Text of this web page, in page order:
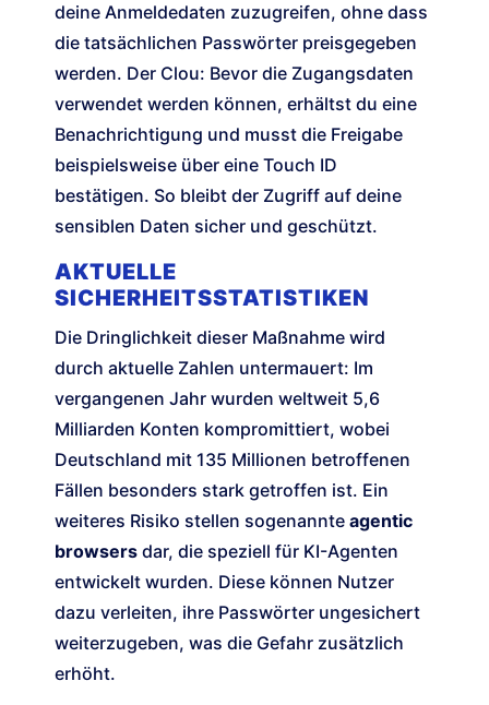
deine Anmeldedaten zuzugreifen, ohne dass
die tatsächlichen Passwörter preisgegeben
werden. Der Clou: Bevor die Zugangsdaten
verwendet werden können, erhältst du eine
Benachrichtigung und musst die Freigabe
beispielsweise über eine Touch ID
bestätigen. So bleibt der Zugriff auf deine
sensiblen Daten sicher und geschützt.
AKTUELLE
SICHERHEITSSTATISTIKEN
Die Dringlichkeit dieser Maßnahme wird
durch aktuelle Zahlen untermauert: Im
vergangenen Jahr wurden weltweit 5,6
Milliarden Konten kompromittiert, wobei
Deutschland mit 135 Millionen betroffenen
Fällen besonders stark getroffen ist. Ein
weiteres Risiko stellen sogenannte agentic
browsers dar, die speziell für KI-Agenten
entwickelt wurden. Diese können Nutzer
dazu verleiten, ihre Passwörter ungesichert
weiterzugeben, was die Gefahr zusätzlich
erhöht.